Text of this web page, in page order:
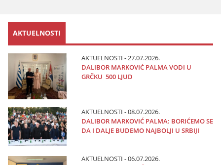
AKTUELNOSTI
AKTUELNOSTI - 27.07.2026.
DALIBOR MARKOVIĆ PALMA VODI U
GRČKU 500 LJUD
AKTUELNOSTI - 08.07.2026.
DALIBOR MARKOVIĆ PALMA: BORIĆEMO SE
DA I DALJE BUDEMO NAJBOLJI U SRBIJI
AKTUELNOSTI - 06.07.2026.